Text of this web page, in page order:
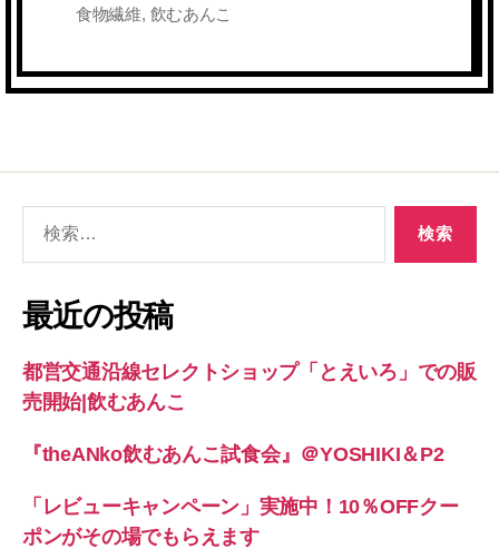
食物繊維, 飲むあんこ
象:
最近の投稿
都営交通沿線セレクトショップ「とえいろ」での販
売開始|飲むあんこ
『theANko飲むあんこ試食会』＠YOSHIKI＆P2
「レビューキャンペーン」実施中！10％OFFクー
ポンがその場でもらえます